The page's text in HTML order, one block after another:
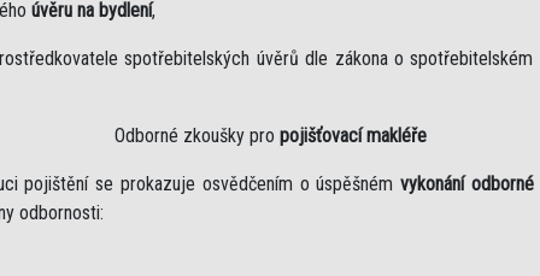
úvěru na bydlení,
spotřebitelských úvěrů dle zákona o
Odborné zkoušky pro pojišťovací makléře
pojištění se prokazuje osvědčením o úspěšnémvykonání
odbornosti: